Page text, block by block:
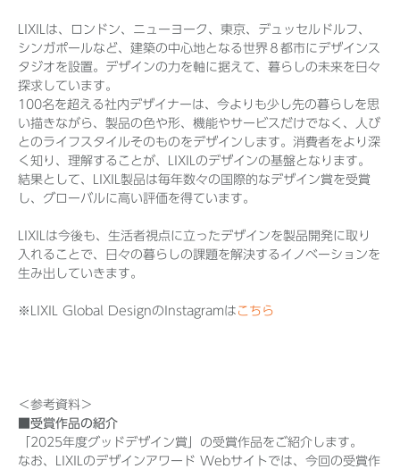
LIXILは、ロンドン、ニューヨーク、東京、デュッセルドルフ、
シンガポールなど、建築の中心地となる世界８都市にデザインス
タジオを設置。デザインの力を軸に据えて、暮らしの未来を日々
探求しています。
100名を超える社内デザイナーは、今よりも少し先の暮らしを思
い描きながら、製品の色や形、機能やサービスだけでなく、人び
とのライフスタイルそのものをデザインします。消費者をより深
く知り、理解することが、LIXILのデザインの基盤となります。
結果として、LIXIL製品は毎年数々の国際的なデザイン賞を受賞
し、グローバルに高い評価を得ています。
LIXILは今後も、生活者視点に立ったデザインを製品開発に取り
入れることで、日々の暮らしの課題を解決するイノベーションを
生み出していきます。
※LIXIL Global DesignのInstagramは こちら
＜参考資料＞
■受賞作品の紹介
「2025年度グッドデザイン賞」の受賞作品をご紹介します。
なお、LIXILのデザインアワード Webサイトでは、今回の受賞作